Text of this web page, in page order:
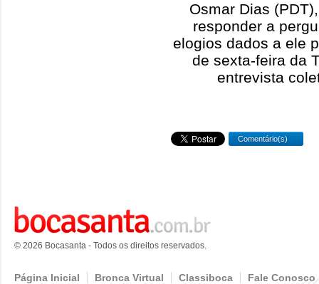
Osmar Dias
responder a
elogios dados a ele
de sexta-feira da
entrevista
Comentário(s)
© 2026 Bocasanta - Todos os direitos reservados.
Página Inicial Bronca Virtual Classiboca Fale Conosco